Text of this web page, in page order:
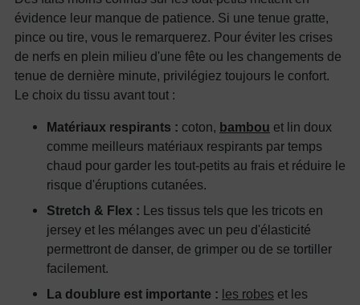
évidence leur manque de patience. Si une tenue gratte,
pince ou tire, vous le remarquerez. Pour éviter les crises
de nerfs en plein milieu d'une fête ou les changements de
tenue de dernière minute, privilégiez toujours le confort.
Le choix du tissu avant tout :
Matériaux respirants : coton, bambou et lin doux
comme meilleurs matériaux respirants par temps
chaud pour garder les tout-petits au frais et réduire le
risque d'éruptions cutanées.
Stretch & Flex : Les tissus tels que les tricots en
jersey et les mélanges avec un peu d'élasticité
permettront de danser, de grimper ou de se tortiller
facilement.
La doublure est importante : les robes et les